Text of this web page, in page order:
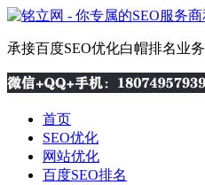
承接百度SEO优化白帽排名业务
首页
SEO优化
网站优化
百度SEO排名